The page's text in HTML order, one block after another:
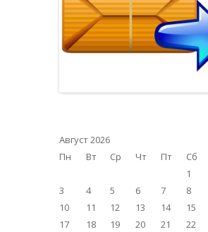
Август 2026
Пн
Вт Ср Чт Пт Сб
1
3
4 5 6 7 8
10
11 12 13 14 15
17
18 19 20 21 22